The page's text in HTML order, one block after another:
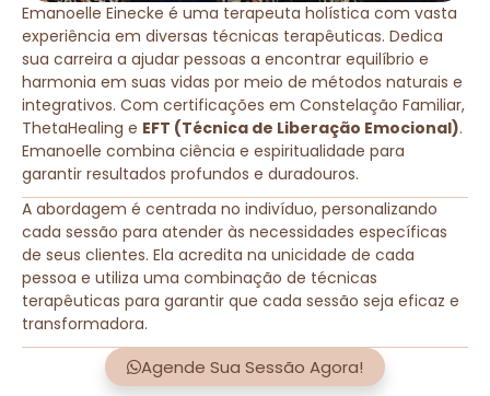
Emanoelle Einecke é uma terapeuta holística com vasta
experiência em diversas técnicas terapêuticas. Dedica
sua carreira a ajudar pessoas a encontrar equilíbrio e
harmonia em suas vidas por meio de métodos naturais e
integrativos. Com certificações em Constelação Familiar,
ThetaHealing e EFT (Técnica de Liberação Emocional).
Emanoelle combina ciência e espiritualidade para
garantir resultados profundos e duradouros.
A abordagem é centrada no indivíduo, personalizando
cada sessão para atender às necessidades específicas
de seus clientes. Ela acredita na unicidade de cada
pessoa e utiliza uma combinação de técnicas
terapêuticas para garantir que cada sessão seja eficaz e
transformadora.
Agende Sua Sessão Agora!